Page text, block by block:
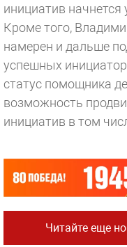
инициатив начнется
Кроме того,
намерен и дальше
успешных
статус помощн­ика
возмож­ность
иници­атив в том
Читайте еще